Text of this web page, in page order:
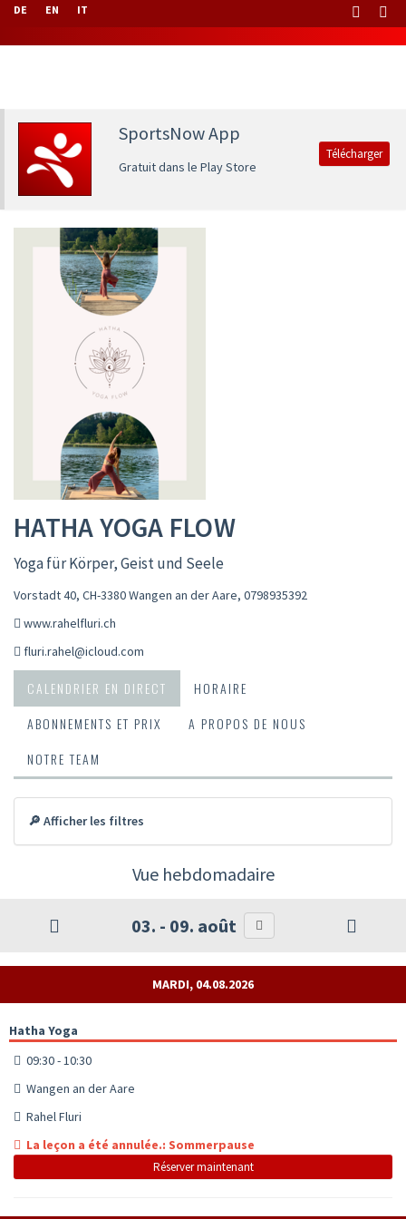
DE EN IT
SportsNow App
Gratuit dans le Play Store
Télécharger
HATHA YOGA FLOW
Yoga für Körper, Geist und Seele
Vorstadt 40, CH-3380 Wangen an der Aare, 0798935392
www.rahelfluri.ch
fluri.rahel@icloud.com
CALENDRIER EN DIRECT
HORAIRE
ABONNEMENTS ET PRIX
A PROPOS DE NOUS
NOTRE TEAM
🔎 Afficher les filtres
Vue hebdomadaire
03. - 09. août
MARDI, 04.08.2026
Hatha Yoga
09:30 - 10:30
Wangen an der Aare
Rahel Fluri
La leçon a été annulée.: Sommerpause
Réserver maintenant